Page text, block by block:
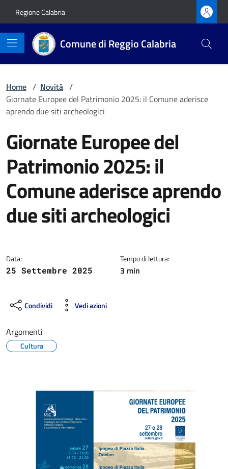
Regione Calabria
Comune di Reggio Calabria
Home / Novità /
Giornate Europee del Patrimonio 2025: il Comune aderisce
aprendo due siti archeologici
Giornate Europee del
Patrimonio 2025: il
Comune aderisce aprendo
due siti archeologici
Data:
25 Settembre 2025
Tempo di lettura:
3 min
Condividi Vedi azioni
Argomenti
Cultura